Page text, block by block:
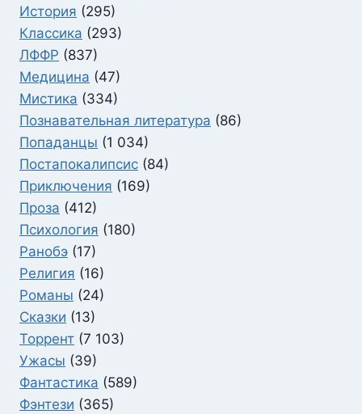
История (295)
Классика (293)
ЛФФР (837)
Медицина (47)
Мистика (334)
Познавательная литература (86)
Попаданцы (1 034)
Постапокалипсис (84)
Приключения (169)
Проза (412)
Психология (180)
Ранобэ (17)
Религия (16)
Романы (24)
Сказки (13)
Торрент (7 103)
Ужасы (39)
Фантастика (589)
Фэнтези (365)